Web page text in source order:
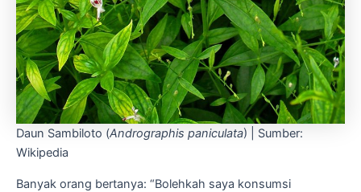
Daun Sambiloto (Andrographis paniculata) | Sumber:
Wikipedia
Banyak orang bertanya: “Bolehkah saya konsumsi